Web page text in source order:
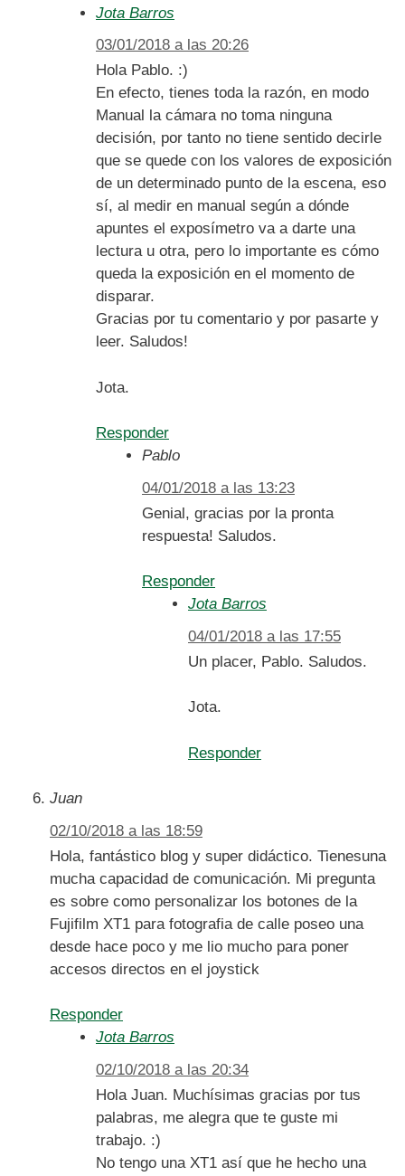
Jota Barros
03/01/2018 a las 20:26
Hola Pablo. :)
En efecto, tienes toda la razón, en modo
Manual la cámara no toma ninguna
decisión, por tanto no tiene sentido decirle
que se quede con los valores de exposición
de un determinado punto de la escena, eso
sí, al medir en manual según a dónde
apuntes el exposímetro va a darte una
lectura u otra, pero lo importante es cómo
queda la exposición en el momento de
disparar.
Gracias por tu comentario y por pasarte y
leer. Saludos!
Jota.
Responder
Pablo
04/01/2018 a las 13:23
Genial, gracias por la pronta
respuesta! Saludos.
Responder
Jota Barros
04/01/2018 a las 17:55
Un placer, Pablo. Saludos.
Jota.
Responder
Juan
02/10/2018 a las 18:59
Hola, fantástico blog y super didáctico. Tienesuna
mucha capacidad de comunicación. Mi pregunta
es sobre como personalizar los botones de la
Fujifilm XT1 para fotografia de calle poseo una
desde hace poco y me lio mucho para poner
accesos directos en el joystick
Responder
Jota Barros
02/10/2018 a las 20:34
Hola Juan. Muchísimas gracias por tus
palabras, me alegra que te guste mi
trabajo. :)
No tengo una XT1 así que he hecho una